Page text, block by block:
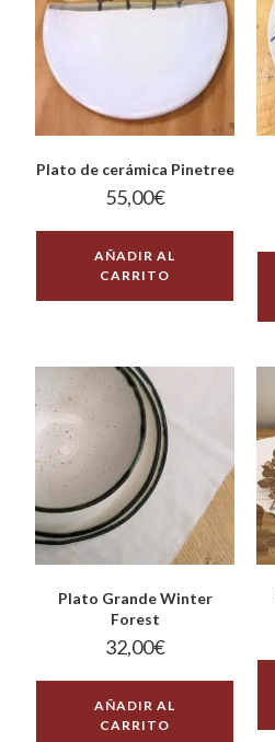
Plato de cerámica Pinetree
55,00€
AÑADIR AL
CARRITO
Plato Grande Winter
Forest
32,00€
AÑADIR AL
CARRITO